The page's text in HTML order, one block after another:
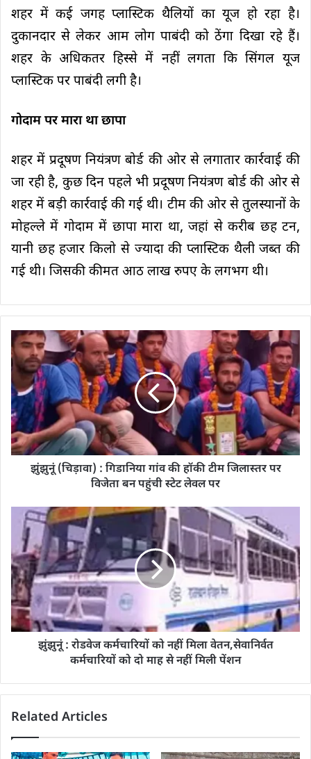
शहर में कई जगह प्लास्टिक थैलियों का यूज हो रहा है।
दुकानदार से लेकर आम लोग पाबंदी को ठेंगा दिखा रहे हैं।
शहर के अधिकतर हिस्से में नहीं लगता कि सिंगल यूज
प्लास्टिक पर पाबंदी लगी है।
गोदाम पर मारा था छापा
शहर में प्रदूषण नियंत्रण बोर्ड की ओर से लगातार कार्रवाई की
जा रही है, कुछ दिन पहले भी प्रदूषण नियंत्रण बोर्ड की ओर से
शहर में बड़ी कार्रवाई की गई थी। टीम की ओर से तुलस्यानों के
मोहल्ले में गोदाम में छापा मारा था, जहां से करीब छह टन,
यानी छह हजार किलो से ज्यादा की प्लास्टिक थैली जब्त की
गई थी। जिसकी कीमत आठ लाख रुपए के लगभग थी।
झुंझुनूं (चिड़ावा) : गिडानिया गांव की हॉकी टीम जिलास्तर पर
विजेता बन पहुंची स्टेट लेवल पर
झुंझुनूं : रोडवेज कर्मचारियों को नहीं मिला वेतन,सेवानिर्वत
कर्मचारियों को दो माह से नहीं मिली पेंशन
Related Articles